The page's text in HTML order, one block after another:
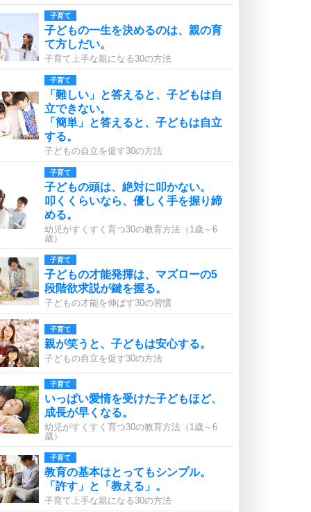
子育て
子どもの一生を決めるのは、親の育
て方しだい。
子育て上手な親になる30の方法
子育て
「難しい」と答えると、子どもは自
立できない。
「簡単」と答えると、子どもは自立
する。
子どもの自立を促す30の方法
子育て
子どもの頭は、絶対に叩かない。
叩くくらいなら、優しく手を握り締
める。
幼児がすくすく育つ30の教育方法（1歳～6
歳）
子育て
子どもの才能発揮は、マズローの5
段階欲求説が鍵を握る。
子どもの才能を伸ばす30の習慣
子育て
親が笑うと、子どもは安心する。
子どもの自立を促す30の方法
子育て
いっぱい愛情を受けた子どもほど、
成長が早くなる。
幼児がすくすく育つ30の教育方法（1歳～6
歳）
子育て
教育の基本はとってもシンプル。
「許す」と「教える」。
子育て上手な親になる30の方法